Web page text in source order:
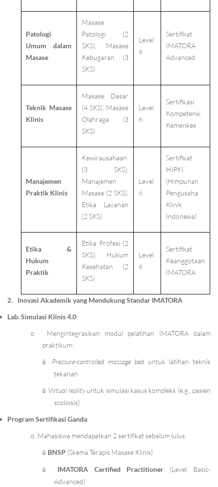
Patologi
Umum dalam
Masase
Masase
Patologi (2
SKS), Masase
Kebugaran (3
SKS)
Level
6
Sertifikat
IMATORA
Advanced
Teknik Masase
Klinis
Masase Dasar
(4 SKS), Masase
Olahraga (3
SKS)
Level
6
Sertifikasi
Kompetensi
Kemenkes
Manajemen
Praktik Klinis
Kewirausahaan
(3 SKS),
Manajemen
Masase (2 SKS),
Etika Layanan
(2 SKS)
Level
6
Sertifikat
HIPKI
(Himpunan
Pengusaha
Klinik
Indonesia)
Etika &
Hukum
Praktik
Etika Profesi (2
SKS), Hukum
Kesehatan (2
SKS)
Level
6
Sertifikat
Keanggotaan
IMATORA
2.
Inovasi Akademik yang Mendukung Standar IMATORA
Lab. Simulasi Klinis 4.0:
o
Mengintegrasikan modul pelatihan IMATORA dalam
praktikum:
ü Pressure-controlled massage bed untuk latihan teknik
tekanan
ü Virtual realityuntuk simulasi kasus kompleks (e.g., pasien
scoliosis)
Program Sertifikasi Ganda:
o Mahasiswa mendapatkan 2 sertifikat sebelum lulus:
ü BNSP (Skema Terapis Masase Klinis)
ü IMATORA Certified Practitioner (Level Basic-
Advanced)